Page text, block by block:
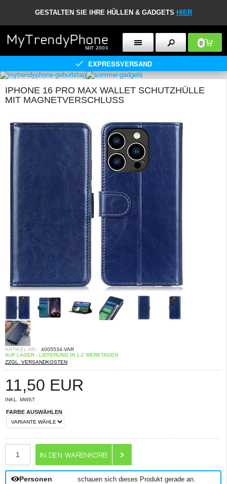
GESTALTEN SIE IHRE HÜLLEN & GADGETS HIER
0
EXPRESSVERSAND
IPHONE 16 PRO MAX WALLET SCHUTZHÜLLE
MIT MAGNETVERSCHLUSS
ARTIKEL-NR.: 4005534-VAR
AUF LAGER - LIEFERUNG IN 1-2 WERKTAGEN
ZZGL. VERSANDKOSTEN
11,50 EUR
INKL. MWST
FARBE AUSWÄHLEN
Personen schauen sich dieses Produkt gerade an.